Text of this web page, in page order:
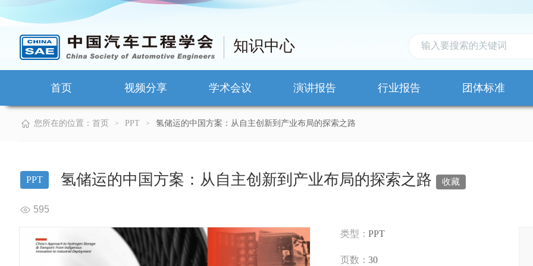
知识中心
首页 视频分享 学术会议 演讲报告 行业报告 团体标准
您所在的位置： 首页 > PPT > 氢储运的中国方案：从自主创新到产业布局的探索之路
PPT 氢储运的中国方案：从自主创新到产业布局的探索之路 收藏
595
类型：PPT
页数：30